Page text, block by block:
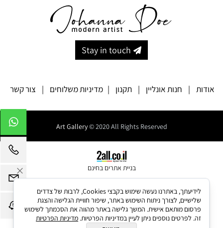
Stay in touch
אודות | חנות אונליין | תקנון | מדיניות משלוחים | צור קשר
Art Gallery© 2020 All Rights Reserved
בניית אתרים בחינם
לידיעתך, באתרנו נעשה שימוש בקבצי Cookies, לרבות של צדדים
שלישיים, לצורך ניתוח השימוש באתר, שיפור חוויית הגלישה והצגת
פרסום מותאם אישית. המשך גלישה באתר מהווה את הסכמתך לשימוש
זה. לפרטים נוספים ניתן לעיין במדיניות הפרטיות. מדיניות הפרטיות